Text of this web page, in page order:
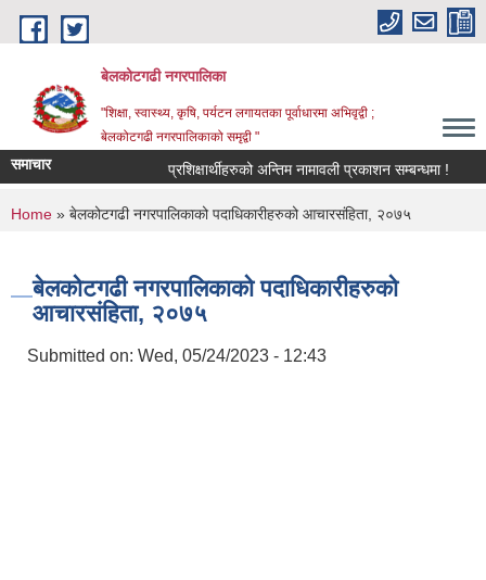
Skip to main content
बेलकोटगढी नगरपालिका
"शिक्षा, स्वास्थ्य, कृषि, पर्यटन लगायतका पूर्वाधारमा अभिवृद्वी ;
बेलकोटगढी नगरपालिकाको समृद्वी "
समाचार प्रशिक्षार्थीहरुको अन्तिम नामावली प्रकाशन सम्बन्धमा !
You are here
Home » बेलकोटगढी नगरपालिकाको पदाधिकारीहरुको आचारसंहिता, २०७५
बेलकोटगढी नगरपालिकाको पदाधिकारीहरुको
आचारसंहिता, २०७५
Submitted on: Wed, 05/24/2023 - 12:43